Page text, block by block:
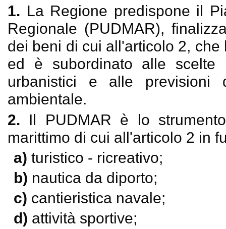
1. La Regione predispone il
Regionale (PUDMAR),
dei beni di cui all'articolo 2,
ed è subordinato alle scelte
urbanistici e alle previsioni
ambientale.
2. Il PUDMAR è lo
marittimo di cui all'articolo 2 in
a)turistico - ricreativo;
b) nautica da diporto;
c) cantieristica navale;
d) attività sportive;